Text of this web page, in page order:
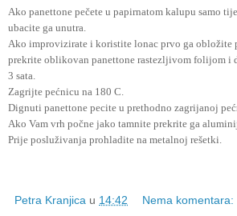
Ako panettone pečete u papirnatom kalupu samo
ubacite ga unutra.
Ako improvizirate i koristite lonac prvo ga obložite
prekrite oblikovan panettone rastezljivom folijom i
3 sata.
Zagrijte pećnicu na 180 C.
Dignuti panettone pecite u prethodno zagrijanoj
Ako Vam vrh počne jako tamnite prekrite ga
Prije posluživanja prohladite na metalnoj rešetki.
Petra Kranjica u 14:42 Nema komentara: